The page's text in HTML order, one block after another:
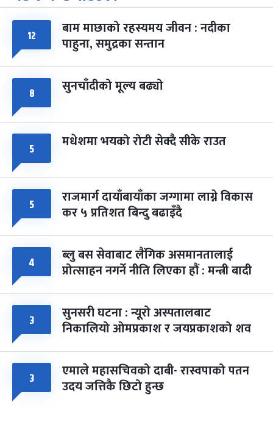
आइत चैत्र ७, २०८३ Mar 21, 2027
८ फागुपूर्णिमा
चैत्र ८, २०८३-Mar 22, 2027
७ महिना बाँकी
१२ बाम माछाको रहस्यमय जीवन : नदीका
पाहुना, समुद्रका सन्तान
८ सुनचाँदीको मूल्य बढ्यो
५ मधेशमा भयको रोटी सेक्दै सीके राउत
५ राजमार्ग दायाँबायाँका जग्गामा लाग्ने विकास
कर ५ प्रतिशत बिन्दु बढाइँदै
४ ब्लु बस सेवाबाट लैंगिक असमानतालाई
प्रोत्साहन नगर्ने नीति लिएका हौं : मन्त्री बादी
३ सुनसरी घटना : न्यूरो अस्पतालबाट
निकालियो ओमप्रकाश र जयप्रकाशको शव
३ एमाले महासचिवको दाबी- रास्वपाको पतन
उदय जत्तिकै छिटो हुन्छ